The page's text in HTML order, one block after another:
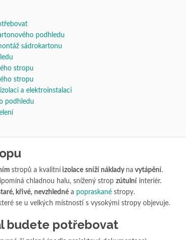
podhledu
sádrokartonu
stropu
stropu
a elektroinstalaci
podhledu
stropů a kvalitní izolace sníží náklady na vytápění.
chladnou halu, snížený strop zútulní interiér.
křivé, nevzhledné a popraskané stropy.
se u velkých místností s vysokými stropy objevuje.
budete potřebovat